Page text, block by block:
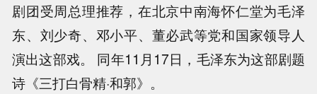
剧团受周总理推荐，在北京中南海怀仁堂为毛泽
东、刘少奇、邓小平、董必武等党和国家领导人
演出这部戏。 同年11月17日，毛泽东为这部剧题
诗《三打白骨精·和郭》。